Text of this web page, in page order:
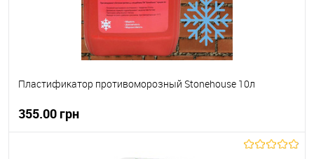
Пластификатор противоморозный Stonehouse 10л
355.00 грн